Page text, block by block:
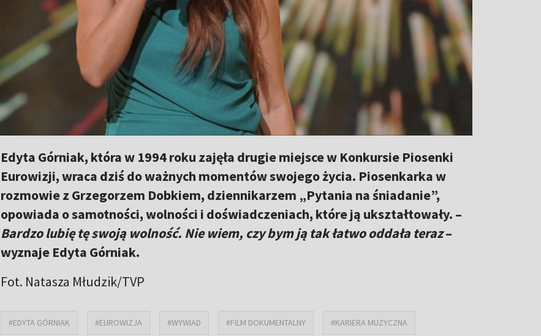
Edyta Górniak, która w 1994 roku zajęła drugie miejsce w Konkursie Piosenki
Eurowizji, wraca dziś do ważnych momentów swojego życia. Piosenkarka w
rozmowie z Grzegorzem Dobkiem, dziennikarzem „Pytania na śniadanie”,
opowiada o samotności, wolności i doświadczeniach, które ją ukształtowały. –
Bardzo lubię tę swoją wolność. Nie wiem, czy bym ją tak łatwo oddała teraz–
wyznaje Edyta Górniak.
Fot. Natasza Młudzik/TVP
#EDYTA GÓRNIAK #EUROWIZJA #WYWIAD #FILM DOKUMENTALNY #KARIERA MUZYCZNA